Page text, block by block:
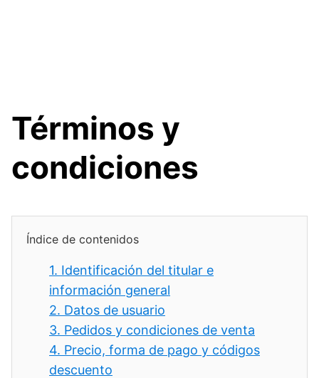
Términos y
condiciones
Índice de contenidos
1. Identificación del titular e
información general
2. Datos de usuario
3. Pedidos y condiciones de venta
4. Precio, forma de pago y códigos
descuento